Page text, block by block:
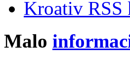
Kroativ RSS
Malo